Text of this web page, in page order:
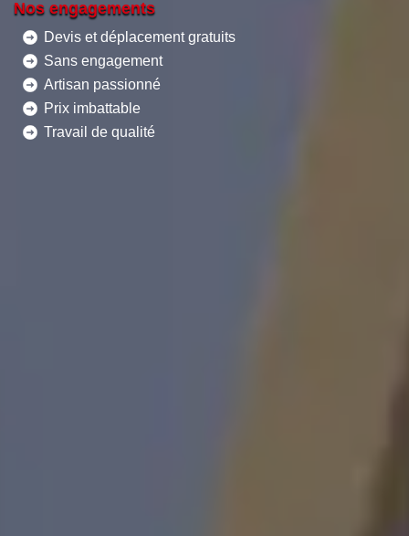
Nos engagements
Devis et déplacement gratuits
Sans engagement
Artisan passionné
Prix imbattable
Travail de qualité